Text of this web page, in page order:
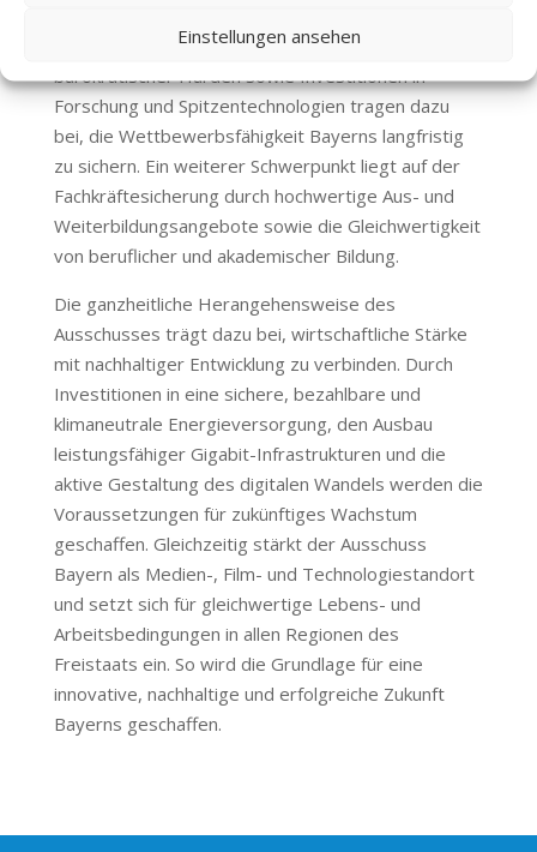
Einstellungen ansehen
Unternehmen. Steuerliche Entlastungen, der Abbau
bürokratischer Hürden sowie Investitionen in
Forschung und Spitzentechnologien tragen dazu
bei, die Wettbewerbsfähigkeit Bayerns langfristig
zu sichern. Ein weiterer Schwerpunkt liegt auf der
Fachkräftesicherung durch hochwertige Aus- und
Weiterbildungsangebote sowie die Gleichwertigkeit
von beruflicher und akademischer Bildung.
Die ganzheitliche Herangehensweise des
Ausschusses trägt dazu bei, wirtschaftliche Stärke
mit nachhaltiger Entwicklung zu verbinden. Durch
Investitionen in eine sichere, bezahlbare und
klimaneutrale Energieversorgung, den Ausbau
leistungsfähiger Gigabit-Infrastrukturen und die
aktive Gestaltung des digitalen Wandels werden die
Voraussetzungen für zukünftiges Wachstum
geschaffen. Gleichzeitig stärkt der Ausschuss
Bayern als Medien-, Film- und Technologiestandort
und setzt sich für gleichwertige Lebens- und
Arbeitsbedingungen in allen Regionen des
Freistaats ein. So wird die Grundlage für eine
innovative, nachhaltige und erfolgreiche Zukunft
Bayerns geschaffen.